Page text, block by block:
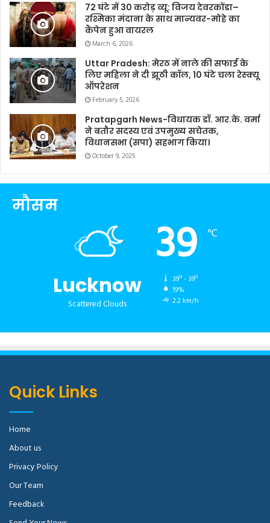
72 घंटे में 30 करोड़ व्यू: विजय देवरकोंडा–
रश्मिका मंदाना के साथ मान्यवर-मोहे का
कैंपेन हुआ वायरल
March 6, 2026
Uttar Pradesh: मेरठ में नाले की सफाई के
लिए महिला ने दी झूठी कॉल, 10 घंटे चला रेस्क्यू
ऑपरेशन
February 5, 2026
Pratapgarh News-विधायक डॉ. आर.के. वर्मा
ने बतौर सदस्य एवं उपमुख्य सचेतक,
विधानसभा (सपा) सहभाग किया।
October 9, 2025
मौसम
Lucknow
Scattered Clouds
39 ℃
39º - 39º
19%
2.2 km/h
Quick Links
Home
About us
Privacy Policy
Our Team
Feedback